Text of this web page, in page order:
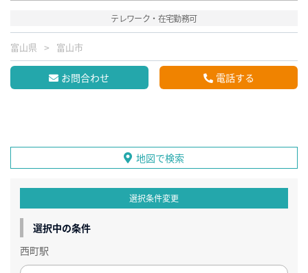
テレワーク・在宅勤務可
富山県 富山市
お問合わせ 電話する
地図で検索
選択条件変更
選択中の条件
西町駅